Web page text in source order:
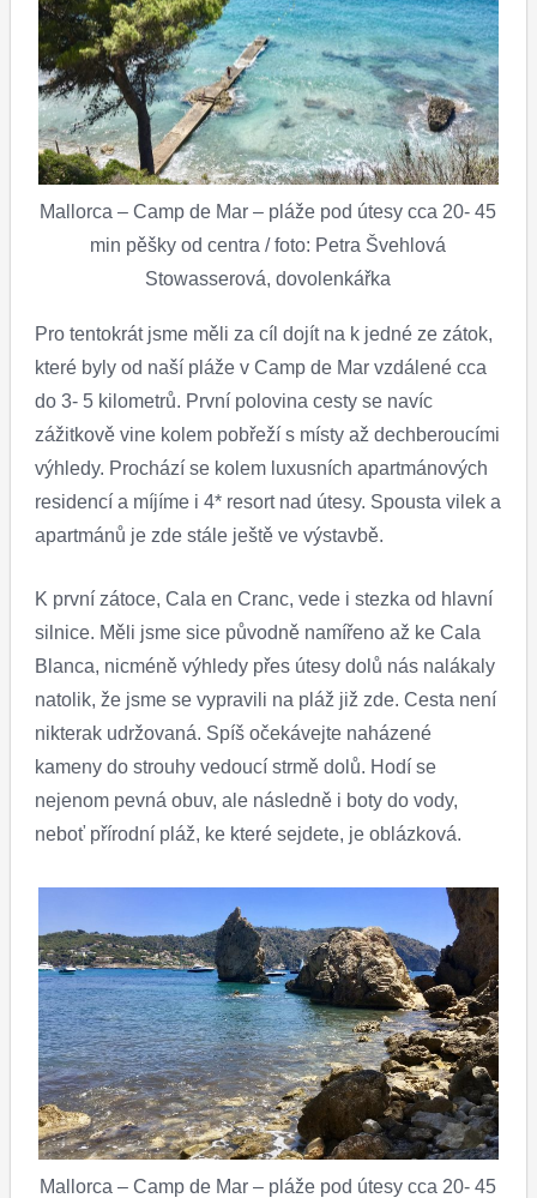
Mallorca – Camp de Mar – pláže pod útesy cca 20- 45
min pěšky od centra / foto: Petra Švehlová
Stowasserová, dovolenkářka
Pro tentokrát jsme měli za cíl dojít na k jedné ze zátok,
které byly od naší pláže v Camp de Mar vzdálené cca
do 3- 5 kilometrů. První polovina cesty se navíc
zážitkově vine kolem pobřeží s místy až dechberoucími
výhledy. Prochází se kolem luxusních apartmánových
residencí a míjíme i 4* resort nad útesy. Spousta vilek a
apartmánů je zde stále ještě ve výstavbě.
K první zátoce, Cala en Cranc, vede i stezka od hlavní
silnice. Měli jsme sice původně namířeno až ke Cala
Blanca, nicméně výhledy přes útesy dolů nás nalákaly
natolik, že jsme se vypravili na pláž již zde. Cesta není
nikterak udržovaná. Spíš očekávejte naházené
kameny do strouhy vedoucí strmě dolů. Hodí se
nejenom pevná obuv, ale následně i boty do vody,
neboť přírodní pláž, ke které sejdete, je oblázková.
Mallorca – Camp de Mar – pláže pod útesy cca 20- 45